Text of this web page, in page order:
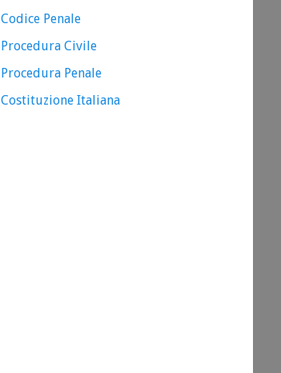
Codice Penale
Procedura Civile
Procedura Penale
Costituzione Italiana